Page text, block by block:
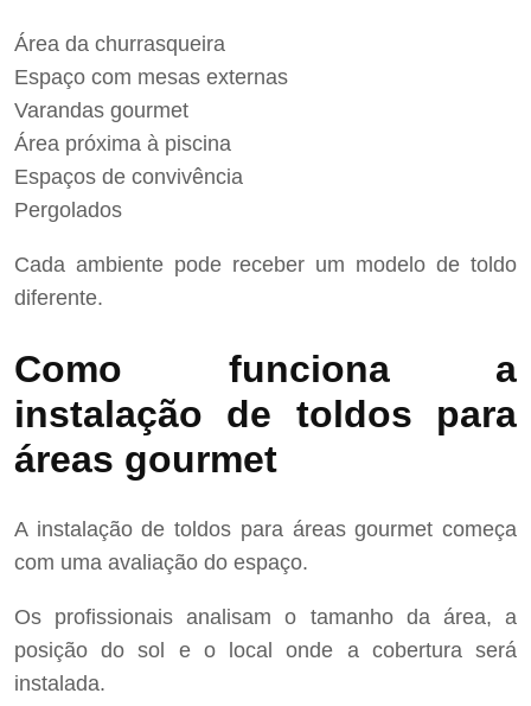
Área da churrasqueira
Espaço com mesas externas
Varandas gourmet
Área próxima à piscina
Espaços de convivência
Pergolados
Cada ambiente pode receber um modelo de toldo
diferente.
Como funciona a
instalação de toldos para
áreas gourmet
A instalação de toldos para áreas gourmet começa
com uma avaliação do espaço.
Os profissionais analisam o tamanho da área, a
posição do sol e o local onde a cobertura será
instalada.